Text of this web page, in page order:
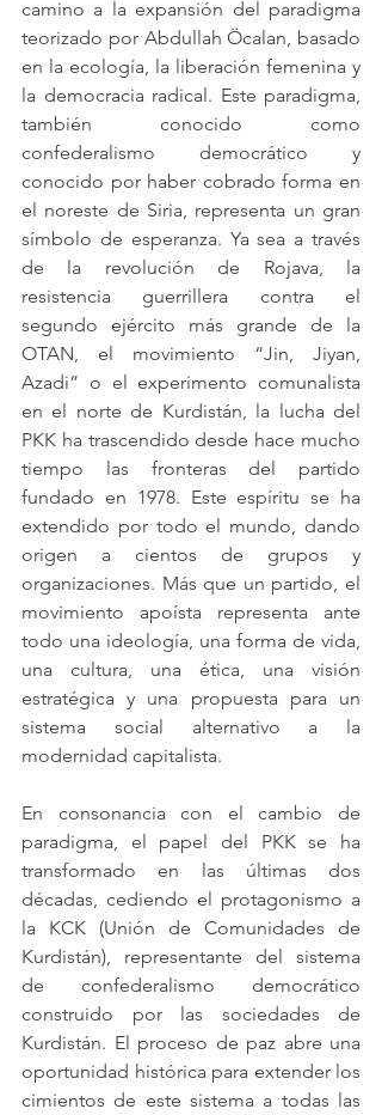
camino a la expansión del paradigma
teorizado por Abdullah Öcalan, basado
en la ecología, la liberación femenina y
la democracia radical. Este paradigma,
también conocido como
confederalismo democrático y
conocido por haber cobrado forma en
el noreste de Siria, representa un gran
símbolo de esperanza. Ya sea a través
de la revolución de Rojava, la
resistencia guerrillera contra el
segundo ejército más grande de la
OTAN, el movimiento “Jin, Jiyan,
Azadi” o el experimento comunalista
en el norte de Kurdistán, la lucha del
PKK ha trascendido desde hace mucho
tiempo las fronteras del partido
fundado en 1978. Este espíritu se ha
extendido por todo el mundo, dando
origen a cientos de grupos y
organizaciones. Más que un partido, el
movimiento apoísta representa ante
todo una ideología, una forma de vida,
una cultura, una ética, una visión
estratégica y una propuesta para un
sistema social alternativo a la
modernidad capitalista.
En consonancia con el cambio de
paradigma, el papel del PKK se ha
transformado en las últimas dos
décadas, cediendo el protagonismo a
la KCK (Unión de Comunidades de
Kurdistán), representante del sistema
de confederalismo democrático
construido por las sociedades de
Kurdistán. El proceso de paz abre una
oportunidad histórica para extender los
cimientos de este sistema a todas las